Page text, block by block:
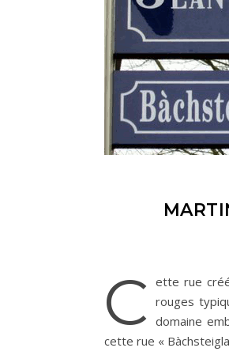
C ette rue
rouges
domaine
cette rue «